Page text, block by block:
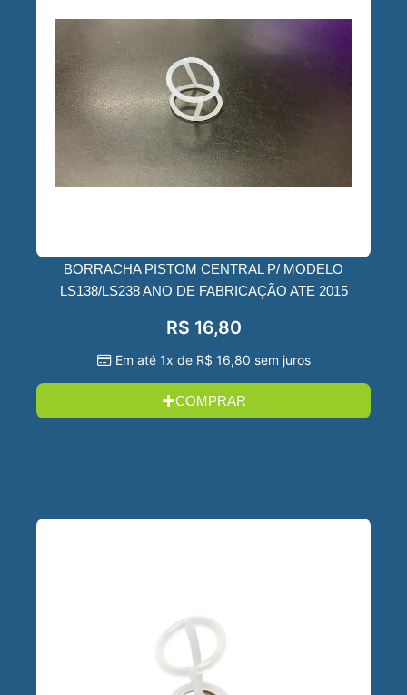
BORRACHA PISTOM CENTRAL P/ MODELO
LS138/LS238 ANO DE FABRICAÇÃO ATE 2015
R$ 16,80
Em até 1x de R$ 16,80 sem juros
COMPRAR